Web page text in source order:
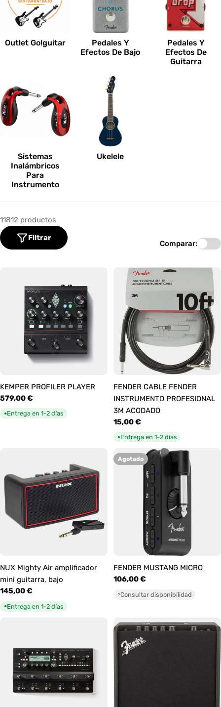
Outlet Go!guitar
Pedales Y
Efectos De Bajo
Pedales Y
Efectos De
Guitarra
Sistemas
Inalámbricos
Para
Instrumento
Ukelele
11812 productos
Filtrar
Comparar:
KEMPER PROFILER PLAYER
Precio
habitual
579,00 €
●Entrega en 1-2 días
FENDER CABLE FENDER
INSTRUMENTO PROFESIONAL
3M ACODADO
Precio
habitual
15,00 €
●Entrega en 1-2 días
NUX Mighty Air amplificador
mini guitarra, bajo
Precio
habitual
145,00 €
●Entrega en 1-2 días
Agotado
FENDER MUSTANG MICRO
Precio
106,00 €
○Consultar disponibilidad